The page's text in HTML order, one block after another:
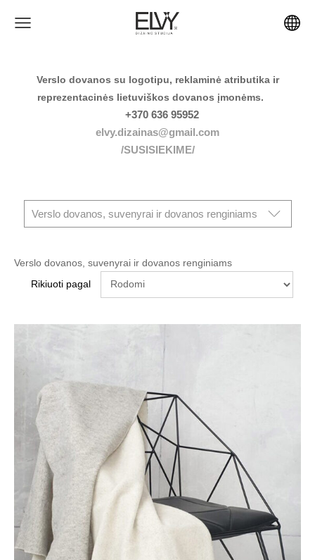
Verslo dovanos su logotipu, reklaminė atributika ir
reprezentacinės lietuviškos dovanos įmonėms.
+370 636 95952
elvy.dizainas@gmail.com
/SUSISIEKIME/
Verslo dovanos, suvenyrai ir dovanos renginiams
Verslo dovanos, suvenyrai ir dovanos renginiams
Rikiuoti pagal